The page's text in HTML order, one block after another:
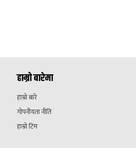
हाम्रो बारेमा
हाम्रो बारे
गोपनीयता नीति
हाम्रो टिम